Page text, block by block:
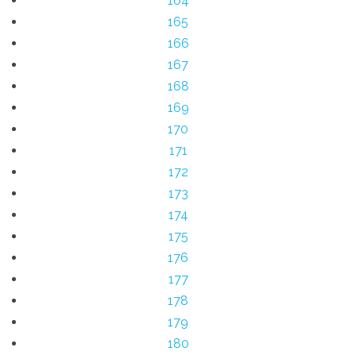
165
166
167
168
169
170
171
172
173
174
175
176
177
178
179
180